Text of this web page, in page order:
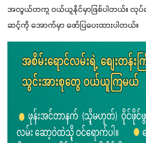
အလွယ်တကူ ဝယ်ယူနိုင်မှာဖြစ်ပါတယ်။ လု
ဆင့်ကို အောက်မှာ ​ဖော်ပြပေးထားပါတယ်။